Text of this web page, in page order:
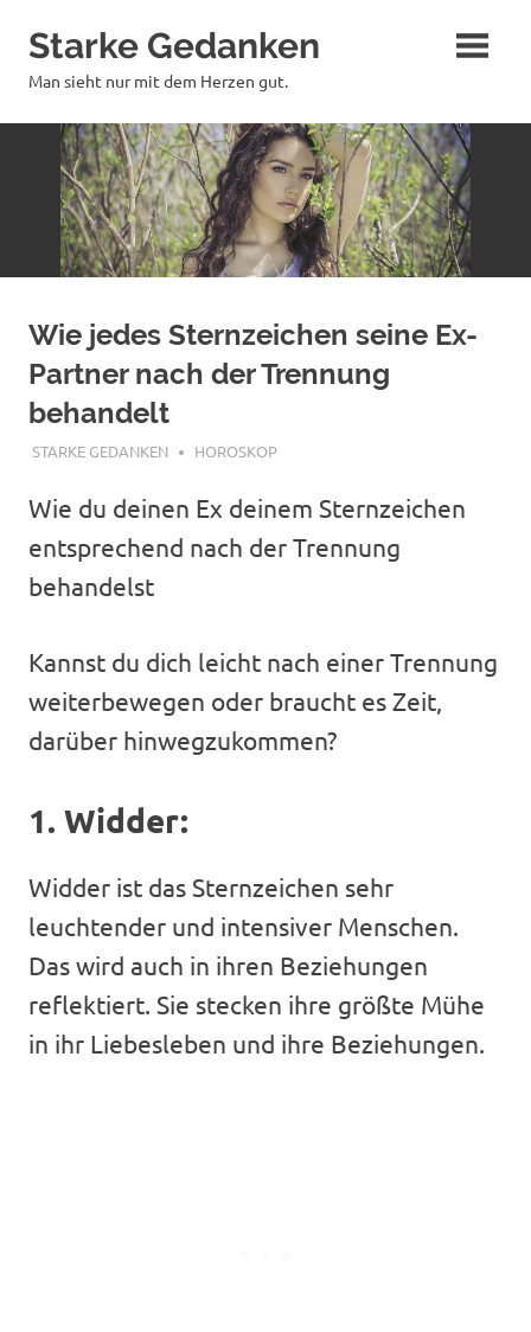
Inhalt
springen
Starke Gedanken
Man sieht nur mit dem Herzen gut.
Wie jedes Sternzeichen seine Ex-
Partner nach der Trennung
behandelt
MÄRZ 23, 2020
STARKE GEDANKEN HOROSKOP
Wie du deinen Ex deinem Sternzeichen
entsprechend nach der Trennung
behandelst
Kannst du dich leicht nach einer Trennung
weiterbewegen oder braucht es Zeit,
darüber hinwegzukommen?
1. Widder:
Widder ist das Sternzeichen sehr
leuchtender und intensiver Menschen.
Das wird auch in ihren Beziehungen
reflektiert. Sie stecken ihre größte Mühe
in ihr Liebesleben und ihre Beziehungen.